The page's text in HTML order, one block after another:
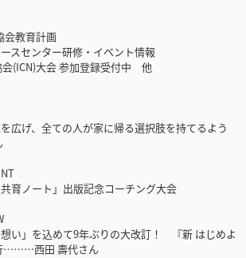
会教育計画
スセンター研修・イベント情報
会(ICN)大会 参加登録受付中 他
広げ、全ての人が家に帰る選択肢を持てるよう
共育ノート」出版記念コーチング大会
い」を込めて9年ぶりの大改訂！ 『新 はじめよ
………西田 壽代さん